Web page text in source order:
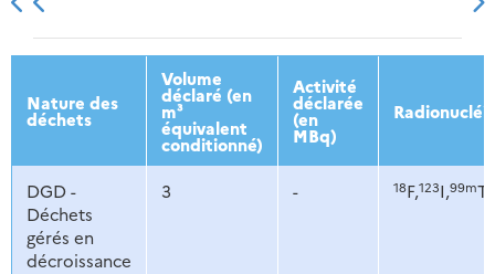
2013 2014 2015 2016
Nature des
déchets
Volume
déclaré (en
m³
équivalent
conditionné)
Activité
déclarée
(en
MBq)
DGD -
Déchets
gérés en
décroissance
3 - 18F,123I,99mTc